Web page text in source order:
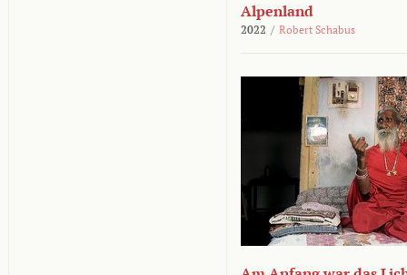
Alpenland
2022 / Robert Schabus